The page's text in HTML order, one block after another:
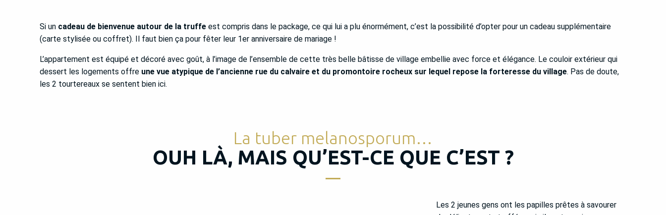
Si un cadeau de bienvenue autour de la truffeest compris dans le package, ce qui lui a plu énormément, c’est la possibilité d’opter pour un cadeau supplémentaire
(carte stylisée ou coffret). Il faut bien ça pour fêter leur 1er anniversaire de mariage !
L’appartement est équipé et décoré avec goût, à l’image de l’ensemble de cette très belle bâtisse de village embellie avec force et élégance. Le couloir extérieur qui
dessert les logements offre une vue atypique de l’ancienne rue du calvaire et du promontoire rocheux sur lequel repose la forteresse du village. Pas de doute,
les 2 tourtereaux se sentent bien ici.
La tuber melanosporum…
OUH LÀ, MAIS QU’EST-CE QUE C’EST ?
Les 2 jeunes gens ont les papilles prêtes à savourer